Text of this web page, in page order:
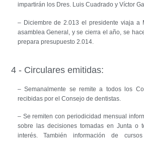
impartirán los Dres. Luis Cuadrado y Víctor
– Diciembre de 2.013 el presidente viaja a
asamblea General, y se cierra el año, se
prepara presupuesto 2.014.
4 - Circulares emitidas:
– Semanalmente se remite a todos los
recibidas por el Consejo de dentistas.
– Se remiten con periodicidad mensual
sobre las decisiones tomadas en Junta o
interés. También información de